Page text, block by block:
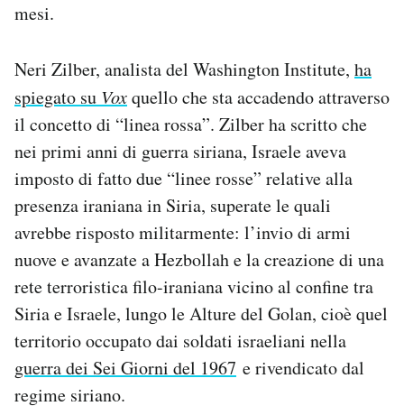
mesi.
Neri Zilber, analista del Washington Institute, ha
spiegato su Voxquello che sta accadendo attraverso
il concetto di “linea rossa”. Zilber ha scritto che
nei primi anni di guerra siriana, Israele aveva
imposto di fatto due “linee rosse” relative alla
presenza iraniana in Siria, superate le quali
avrebbe risposto militarmente: l’invio di armi
nuove e avanzate a Hezbollah e la creazione di una
rete terroristica filo-iraniana vicino al confine tra
Siria e Israele, lungo le Alture del Golan, cioè quel
territorio occupato dai soldati israeliani nella
guerra dei Sei Giorni del 1967 e rivendicato dal
regime siriano.